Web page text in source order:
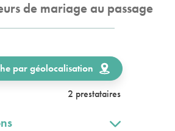
de mariage au passage
par géolocalisation
2 prestataires